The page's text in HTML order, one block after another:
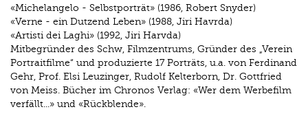
«Michelangelo - Selbstporträt» (1986, Robert Snyder)
«Verne - ein Dutzend Leben» (1988, Jiri Havrda)
«Artisti dei Laghi» (1992, Jiri Harvda)
Mitbegründer des Schw, Filmzentrums, Gründer des „Verein
Portraitfilme“ und produzierte 17 Porträts, u.a. von Ferdinand
Gehr, Prof. Elsi Leuzinger, Rudolf Kelterborn, Dr. Gottfried
von Meiss. Bücher im Chronos Verlag: «Wer dem Werbefilm
verfällt...» und «Rückblende».